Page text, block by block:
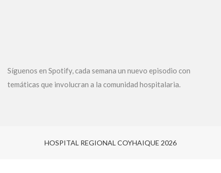
Síguenos en Spotify, cada semana un nuevo episodio con
temáticas que involucran a la comunidad hospitalaria.
HOSPITAL REGIONAL COYHAIQUE 2026